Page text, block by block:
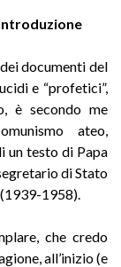
documenti del
e “profetici”,
è secondo me
ateo,
un testo di Papa
di Stato
1958).
che credo
all’inizio (e